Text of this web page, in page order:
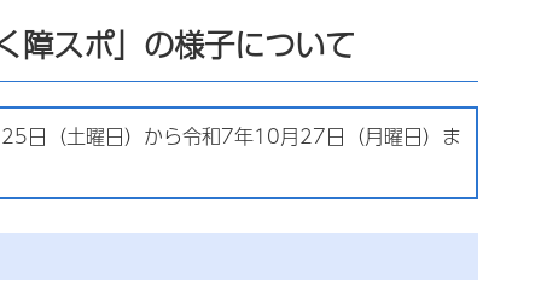
障スポ」の様子について
日（土曜日）から令和7年10月27日（月曜日）ま